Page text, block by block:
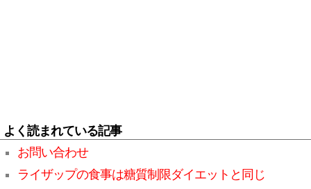
よく読まれている記事
お問い合わせ
ライザップの食事は糖質制限ダイエットと同じ